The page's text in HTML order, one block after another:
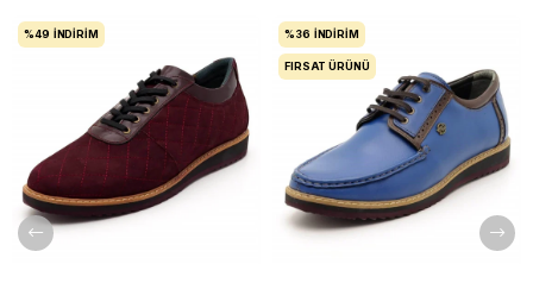
%49 İNDIRIM %36 İNDIRIM
FIRSAT ÜRÜNÜ